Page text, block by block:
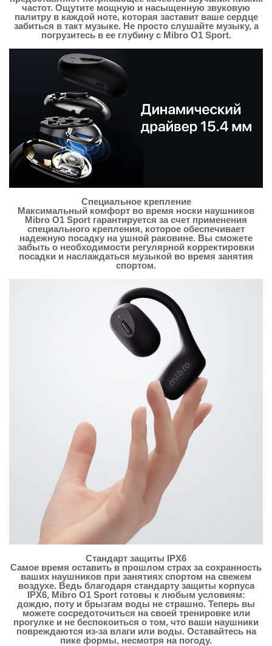
частот. Ощутите мощную и насыщенную звуковую
палитру в каждой ноте, которая заставит ваше сердце
забиться в такт музыке. Не просто слушайте музыку, а
погрузитесь в ее глубину с Mibro O1 Sport.
Специальное крепление
Максимальный комфорт во время носки наушников
Mibro O1 Sport гарантируется за счет применения
специального крепления, которое обеспечивает
надежную посадку на ушной раковине. Вы сможете
забыть о необходимости регулярной корректировки
посадки и наслаждаться музыкой во время занятия
спортом.
Стандарт защиты IPX6
Самое время оставить в прошлом страх за сохранность
ваших наушников при занятиях спортом на свежем
воздухе. Ведь благодаря стандарту защиты корпуса
IPX6, Mibro O1 Sport готовы к любым условиям:
дождю, поту и брызгам воды не страшно. Теперь вы
можете сосредоточиться на своей тренировке или
прогулке и не беспокоиться о том, что ваши наушники
повреждаются из-за влаги или воды. Оставайтесь на
пике формы, несмотря на погоду.